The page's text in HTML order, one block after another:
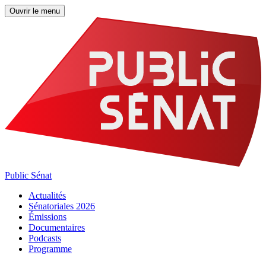
Ouvrir le menu
Public Sénat
Actualités
Sénatoriales 2026
Émissions
Documentaires
Podcasts
Programme